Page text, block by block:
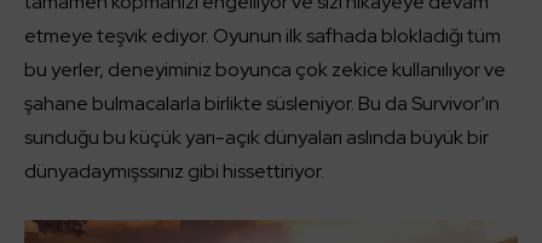
etmeye teşvik ediyor. Oyunun ilk safhada blokladığı tüm
bu yerler, deneyiminiz boyunca çok zekice kullanılıyor ve
şahane bulmacalarla birlikte süsleniyor. Bu da Survivor’ın
sunduğu bu küçük yarı-açık dünyaları aslında büyük bir
dünyadaymışssınız gibi hissettiriyor.